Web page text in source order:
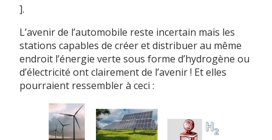
].
L’avenir de l’automobile reste incertain mais les
stations capables de créer et distribuer au même
endroit l’énergie verte sous forme d’hydrogène ou
d’électricité ont clairement de l’avenir ! Et elles
pourraient ressembler à ceci :